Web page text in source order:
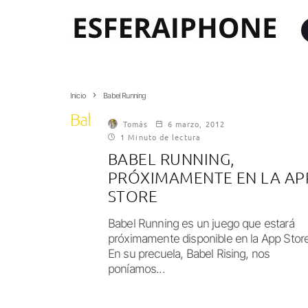
Inicio Babel Running
Babel Running
Tomás
6 marzo, 2012
1 Minuto de lectura
BABEL RUNNING,
PRÓXIMAMENTE EN LA
STORE
Babel Running es un juego que estará
próximamente disponible en la App
En su precuela, Babel Rising, nos
poníamos...